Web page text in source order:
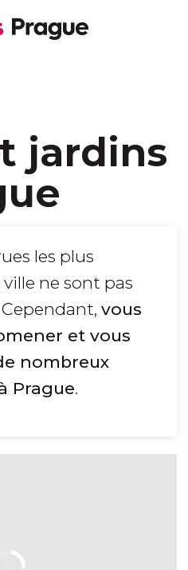
jardins
les plus
ne sont pas
vous
et vous
nombreux
Prague.